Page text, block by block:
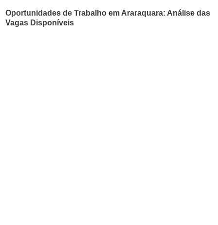
Oportunidades de Trabalho em Araraquara: Análise das
Vagas Disponíveis